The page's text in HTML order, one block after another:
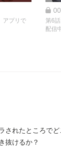
アプリで
第6話
配信
されたところで
抜けるか？